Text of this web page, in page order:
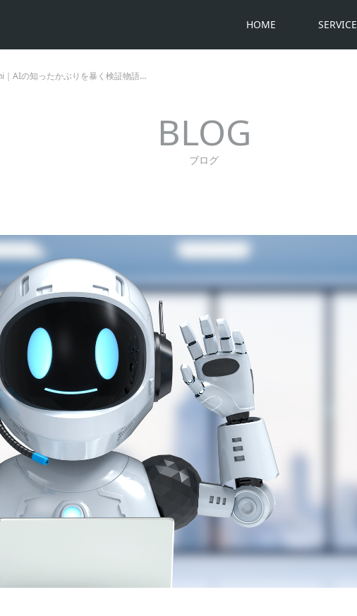
HOME SERVICE
｜AIの知ったかぶりを暴く検証物語…
BLOG
ブログ